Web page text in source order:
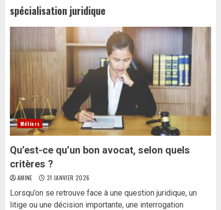
spécialisation juridique
Métiers
Qu’est-ce qu’un bon avocat, selon quels
critères ?
AMINE 31 JANVIER 2026
Lorsqu’on se retrouve face à une question juridique, un
litige ou une décision importante, une interrogation